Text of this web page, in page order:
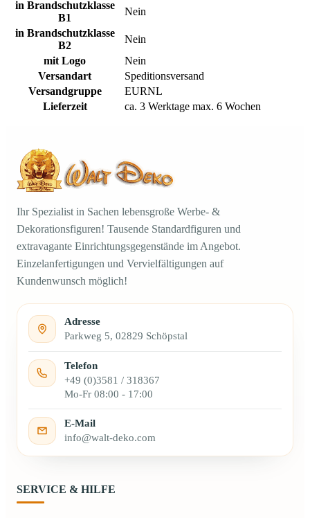
in Brandschutzklasse
B1
Nein
in Brandschutzklasse
B2
Nein
mit Logo
Nein
Versandart
Speditionsversand
Versandgruppe
EURNL
Lieferzeit
ca. 3 Werktage max. 6 Wochen
Ihr Spezialist in Sachen lebensgroße Werbe- &
Dekorationsfiguren! Tausende Standardfiguren und
extravagante Einrichtungsgegenstände im Angebot.
Einzelanfertigungen und Vervielfältigungen auf
Kundenwunsch möglich!
Adresse
Parkweg 5, 02829 Schöpstal
Telefon
+49 (0)3581 / 318367
Mo-Fr 08:00 - 17:00
E-Mail
info@walt-deko.com
SERVICE & HILFE